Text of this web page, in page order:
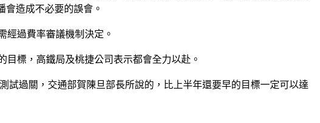
造成不必要的誤會。
經過費率審議機制決定。
標，高鐵局及桃捷公司表示都會全力以赴。
試過關，交通部賀陳旦部長所說的，比上半年還要早的目標一定可以達